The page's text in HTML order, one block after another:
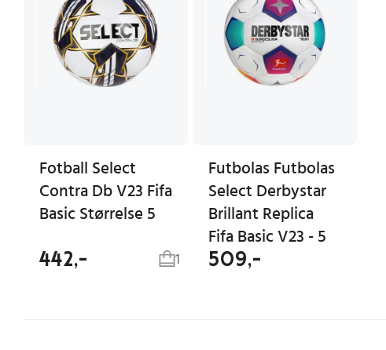
Fotball Select
Contra Db V23 Fifa
Basic Størrelse 5
442,- 1
Futbolas Futbolas
Select Derbystar
Brillant Replica
Fifa Basic V23 - 5
509,-